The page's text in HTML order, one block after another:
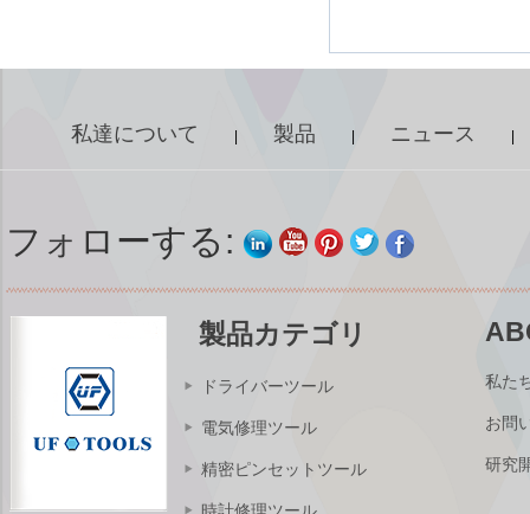
私達について 製品 ニュース
フォローする:
製品カテゴリ
ドライバーツール
電気修理ツール
精密ピンセットツール
私た
お問
研究